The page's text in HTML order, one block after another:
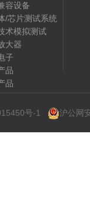
容设备
/芯片测试系统
术模拟测试
大器
子
品
品
号-1 沪公网